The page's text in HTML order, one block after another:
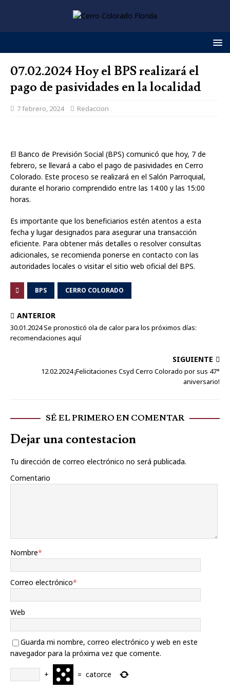
07.02.2024 Hoy el BPS realizará el
pago de pasividades en la localidad
7 febrero, 2024 Redaccion
El Banco de Previsión Social (BPS) comunicó que hoy, 7 de
febrero, se llevará a cabo el pago de pasividades en Cerro
Colorado. Este proceso se realizará en el Salón Parroquial,
durante el horario comprendido entre las 14:00 y las 15:00
horas.
Es importante que los beneficiarios estén atentos a esta
fecha y lugar designados para asegurar una transacción
eficiente. Para obtener más detalles o resolver consultas
adicionales, se recomienda ponerse en contacto con las
autoridades locales o visitar el sitio web oficial del BPS.
BPS CERRO COLORADO
ANTERIOR
30.01.2024 Se pronosticó ola de calor para los próximos días:
recomendaciones aquí
SIGUIENTE
12.02.2024 ¡Felicitaciones Csyd Cerro Colorado por sus 47°
aniversario!
SÉ EL PRIMERO EN COMENTAR
Dejar una contestacion
Tu dirección de correo electrónico no será publicada.
Comentario
Nombre*
Correo electrónico*
Web
Guarda mi nombre, correo electrónico y web en este
navegador para la próxima vez que comente.
+ = catorce